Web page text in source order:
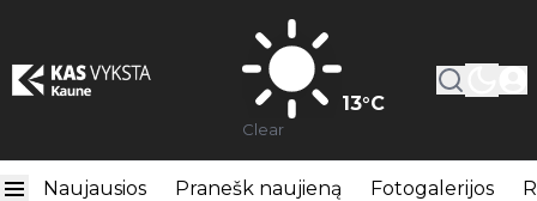
13°C
Clear
Naujausios Pranešk naujieną Fotogalerijos